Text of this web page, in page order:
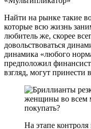
Найти на рынке такие
которые всю жизнь
любитель же, скорее
довольствоваться
динамика «любого
предположил
взгляд, могут принести
На этапе контроля